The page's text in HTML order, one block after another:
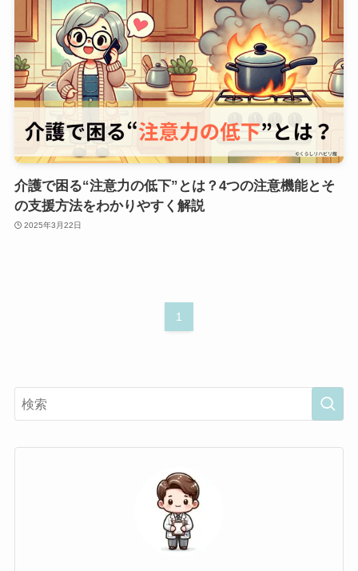
介護で困る“注意力の低下”とは？4つの注意機能とそ
の支援方法をわかりやすく解説
2025年3月22日
1